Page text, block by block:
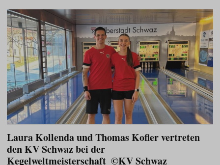
Laura Kollenda und Thomas Kofler vertreten
den KV Schwaz bei der
Kegelweltmeisterschaft_©KV Schwaz